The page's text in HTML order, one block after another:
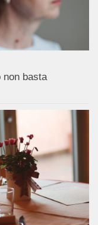
non basta